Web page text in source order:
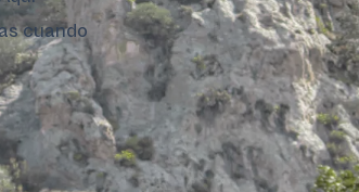
cuando